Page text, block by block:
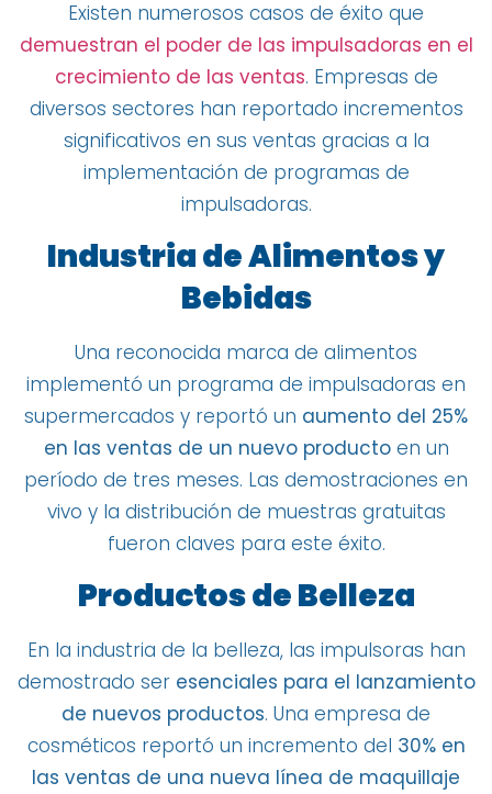
Existen numerosos casos de éxito que
demuestran el poder de las impulsadoras en el
crecimiento de las ventas. Empresas de
diversos sectores han reportado incrementos
significativos en sus ventas gracias a la
implementación de programas de
impulsadoras.
Industria de Alimentos y
Bebidas
Una reconocida marca de alimentos
implementó un programa de impulsadoras en
supermercados y reportó un aumento del 25%
en las ventas de un nuevo productoen un
período de tres meses. Las demostraciones en
vivo y la distribución de muestras gratuitas
fueron claves para este éxito.
Productos de Belleza
En la industria de la belleza, las impulsoras han
demostrado seresenciales para el lanzamiento
de nuevos productos. Una empresa de
cosméticos reportó un incremento del 30% en
las ventas de una nueva línea de maquillaje